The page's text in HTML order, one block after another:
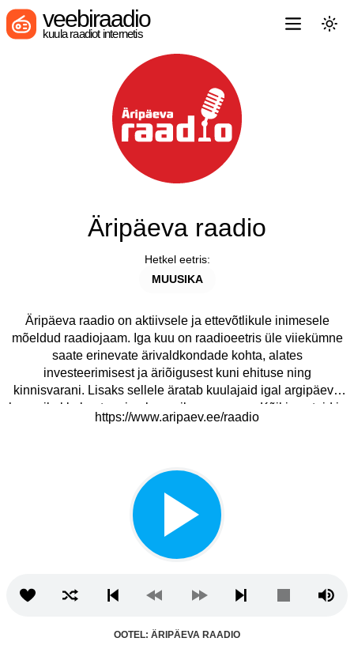
veebiraadio
kuula raadiot internetis
Äripäeva raadio
Hetkel eetris:
MUUSIKA
Äripäeva raadio on aktiivsele ja ettevõtlikule inimesele
mõeldud raadiojaam. Iga kuu on raadioeetris üle viiekümne
saate erinevate ärivaldkondade kohta, alates
investeerimisest ja äriõigusest kuni ehituse ning
kinnisvarani. Lisaks sellele äratab kuulajaid igal argipäeva
hommikul kolmetunnine hommikuprogramm. Kõiki saateid ja
intervjuusid saab järele kuulata raadio kodulehel või
https://www.aripaev.ee/raadio
OOTEL: ÄRIPÄEVA RAADIO